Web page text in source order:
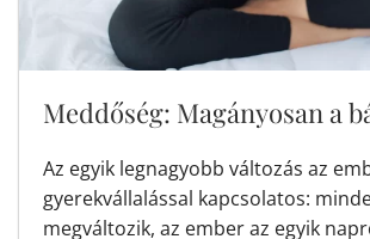
Meddőség: Magányosan a
Az egyik legnagyobb változás az
gyerekvállalással kapcsolatos:
megváltozik, az ember az egyik